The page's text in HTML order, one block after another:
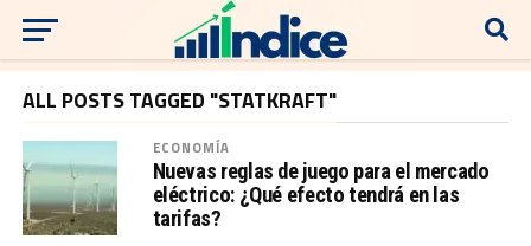
ALL POSTS TAGGED "STATKRAFT"
ECONOMÍA
Nuevas reglas de juego para el mercado
eléctrico: ¿Qué efecto tendrá en las
tarifas?